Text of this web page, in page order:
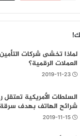
لماذا تخشى شركات
العملات الرقمية؟
2019-11-23
السلطات الأمريكية
شرائح الهاتف بهدف سرقة
2019-11-15